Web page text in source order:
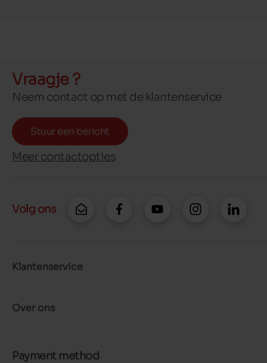
Vraagje ?
Neem contact op met de klantenservice
Stuur een bericht
Meer contactopties
Volg ons
Klantenservice
Over ons
Payment method